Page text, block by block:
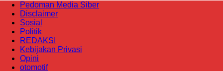
Pedoman Media Siber
Disclaimer
Sosial
Politik
REDAKSI
Kebijakan Privasi
Opini
otomotif